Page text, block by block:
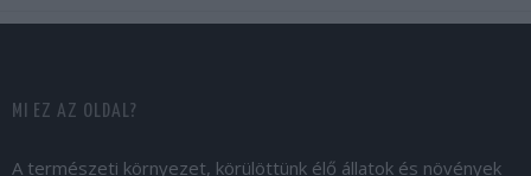
MI EZ AZ OLDAL?
A természeti környezet, körülöttünk élő állatok és növények